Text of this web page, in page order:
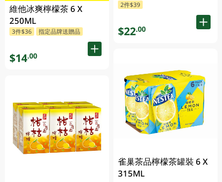
維他冰爽檸檬茶 6 X
250ML
3件$36 指定品牌送贈品
$14.00
2件$39
$22.00
雀巢茶品檸檬茶罐裝 6 X
315ML